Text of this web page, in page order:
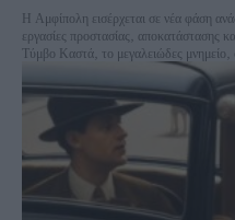
Η Αμφίπολη εισέρχεται σε νέα φάση
εργασίες προστασίας, αποκατάστασης
Τύμβο Καστά, το μεγαλειώδες μνημείο,